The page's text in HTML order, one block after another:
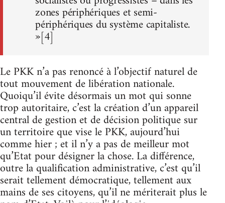
zones périphériques et semi-
périphériques du système capitaliste.
»[4]
Le PKK n’a pas renoncé à l’objectif naturel de
tout mouvement de libération nationale.
Quoiqu’il évite désormais un mot qui sonne
trop autoritaire, c’est la création d’un appareil
central de gestion et de décision politique sur
un territoire que vise le PKK, aujourd’hui
comme hier ; et il n’y a pas de meilleur mot
qu’Etat pour désigner la chose. La différence,
outre la qualification administrative, c’est qu’il
serait tellement démocratique, tellement aux
mains de ses citoyens, qu’il ne mériterait plus le